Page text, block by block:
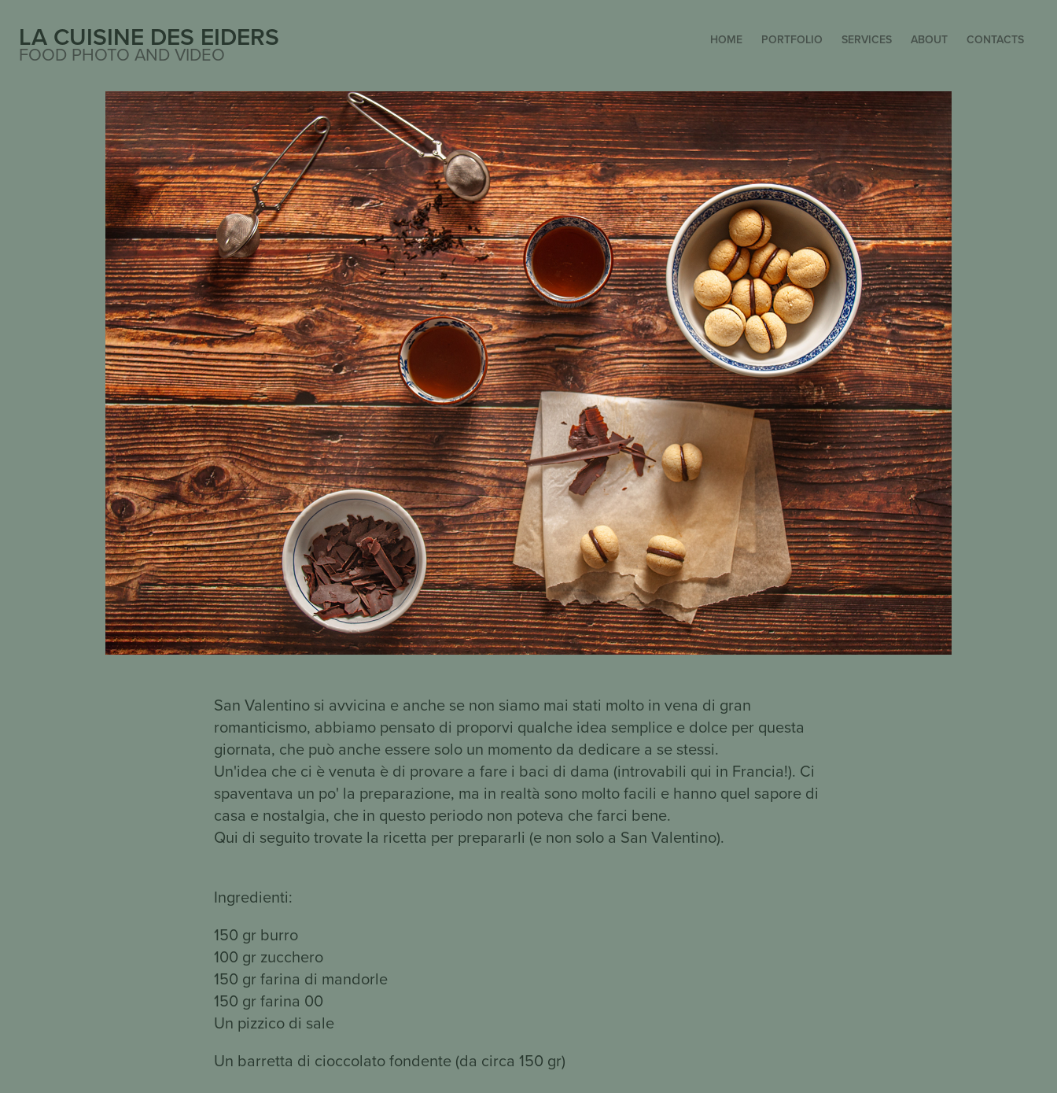
LA CUISINE DES EIDERS
FOOD PHOTO AND VIDEO
HOME PORTFOLIO SERVICES ABOUT CONTACTS
San Valentino si avvicina e anche se non siamo mai stati molto in vena di gran
romanticismo, abbiamo pensato di proporvi qualche idea semplice e dolce per questa
giornata, che può anche essere solo un momento da dedicare a se stessi.
Un'idea che ci è venuta è di provare a fare i baci di dama (introvabili qui in Francia!). Ci
spaventava un po' la preparazione, ma in realtà sono molto facili e hanno quel sapore di
casa e nostalgia, che in questo periodo non poteva che farci bene.
Qui di seguito trovate la ricetta per prepararli (e non solo a San Valentino).
Ingredienti:
150 gr burro
100 gr zucchero
150 gr farina di mandorle
150 gr farina 00
Un pizzico di sale
Un barretta di cioccolato fondente (da circa 150 gr)